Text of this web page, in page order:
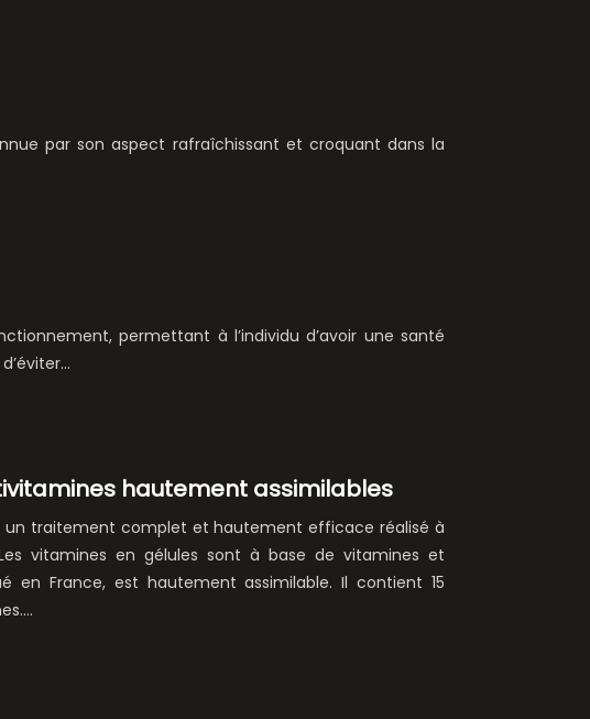
par son aspect rafraîchissant et croquant dans la
permettant à l’individu d’avoir une santé
hautement assimilables
un traitement complet et hautement efficace réalisé à
vitamines en gélules sont à base de vitamines et
en France, est hautement assimilable. Il contient 15